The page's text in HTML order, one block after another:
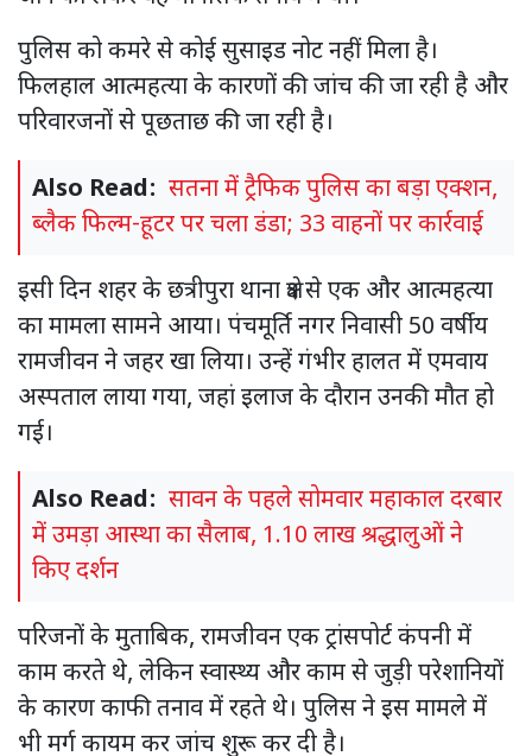
पुलिस को कमरे से कोई सुसाइड नोट नहीं मिला है।
फिलहाल आत्महत्या के कारणों की जांच की जा रही है और
परिवारजनों से पूछताछ की जा रही है।
Also Read: सतना में ट्रैफिक पुलिस का बड़ा एक्शन,
ब्लैक फिल्म-हूटर पर चला डंडा; 33 वाहनों पर कार्रवाई
इसी दिन शहर के छत्रीपुरा थाना क्षेत्र से एक और आत्महत्या
का मामला सामने आया। पंचमूर्ति नगर निवासी 50 वर्षीय
रामजीवन ने जहर खा लिया। उन्हें गंभीर हालत में एमवाय
अस्पताल लाया गया, जहां इलाज के दौरान उनकी मौत हो
गई।
Also Read: सावन के पहले सोमवार महाकाल दरबार
में उमड़ा आस्था का सैलाब, 1.10 लाख श्रद्धालुओं ने
किए दर्शन
परिजनों के मुताबिक, रामजीवन एक ट्रांसपोर्ट कंपनी में
काम करते थे, लेकिन स्वास्थ्य और काम से जुड़ी परेशानियों
के कारण काफी तनाव में रहते थे। पुलिस ने इस मामले में
भी मर्ग कायम कर जांच शुरू कर दी है।